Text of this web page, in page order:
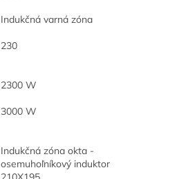
Indukčná varná zóna
230
2300 W
3000 W
Indukčná zóna okta -
osemuhoľníkový induktor